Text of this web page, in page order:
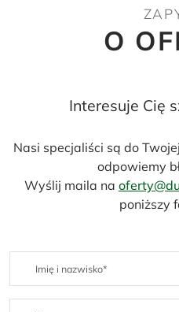
O
Interesuje Cię
Nasi specjaliści są do
odpowiemy
Wyślij maila na
poniższy